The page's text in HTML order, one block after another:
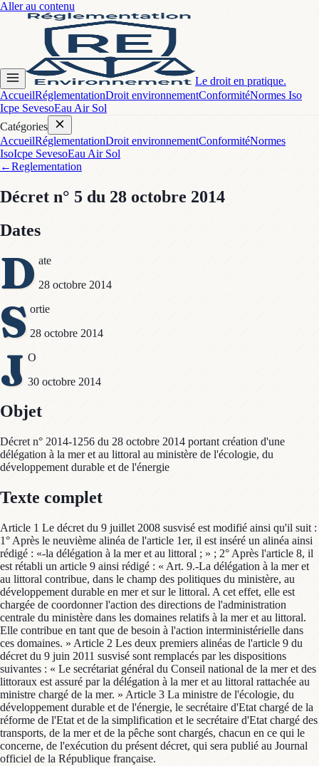
Aller au contenu
Le droit en pratique.
AccueilRéglementationDroit environnementConformitéNormes Iso
Icpe SevesoEau Air Sol
Catégories
AccueilRéglementationDroit environnementConformitéNormes
IsoIcpe SevesoEau Air Sol
←Reglementation
Décret n° 5 du 28 octobre 2014
Dates
D ate
28 octobre 2014
S ortie
28 octobre 2014
J O
30 octobre 2014
Objet
Décret n° 2014-1256 du 28 octobre 2014 portant création d'une
délégation à la mer et au littoral au ministère de l'écologie, du
développement durable et de l'énergie
Texte complet
Article 1 Le décret du 9 juillet 2008 susvisé est modifié ainsi qu'il suit :
1° Après le neuvième alinéa de l'article 1er, il est inséré un alinéa ainsi
rédigé : «-la délégation à la mer et au littoral ; » ; 2° Après l'article 8, il
est rétabli un article 9 ainsi rédigé : « Art. 9.-La délégation à la mer et
au littoral contribue, dans le champ des politiques du ministère, au
développement durable en mer et sur le littoral. A cet effet, elle est
chargée de coordonner l'action des directions de l'administration
centrale du ministère dans les domaines relatifs à la mer et au littoral.
Elle contribue en tant que de besoin à l'action interministérielle dans
ces domaines. » Article 2 Les deux premiers alinéas de l'article 9 du
décret du 9 juin 2011 susvisé sont remplacés par les dispositions
suivantes : « Le secrétariat général du Conseil national de la mer et des
littoraux est assuré par la délégation à la mer et au littoral rattachée au
ministre chargé de la mer. » Article 3 La ministre de l'écologie, du
développement durable et de l'énergie, le secrétaire d'Etat chargé de la
réforme de l'Etat et de la simplification et le secrétaire d'Etat chargé des
transports, de la mer et de la pêche sont chargés, chacun en ce qui le
concerne, de l'exécution du présent décret, qui sera publié au Journal
officiel de la République française.